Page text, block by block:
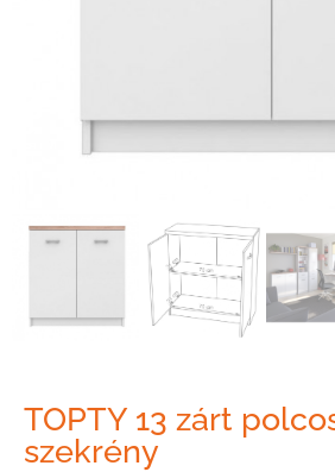
TOPTY 13 zárt
szekrény